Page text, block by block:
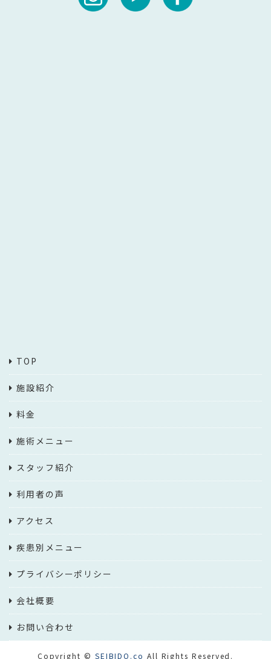
TOP
施設紹介
料金
施術メニュー
スタッフ紹介
利用者の声
アクセス
疾患別メニュー
プライバシーポリシー
会社概要
お問い合わせ
Copyright © SEIBIDO.co All Rights Reserved.